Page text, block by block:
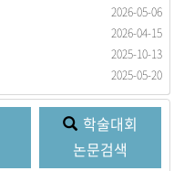
2026-05-06
2026-04-15
2025-10-13
2025-05-20
학술대회
논문검색